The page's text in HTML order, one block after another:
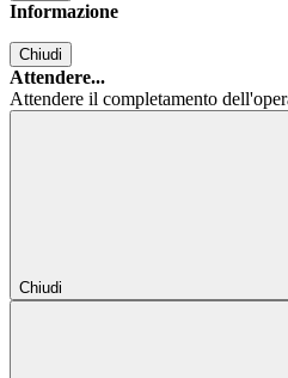
Informazione
Chiudi
Attendere...
Attendere il completamento
Chiudi